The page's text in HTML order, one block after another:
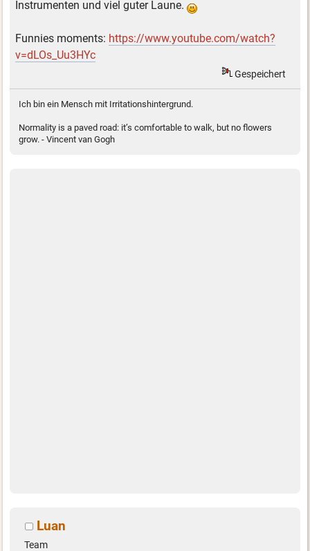
Instrumenten und viel guter Laune.
Funnies moments: https://www.youtube.com/watch?
v=dLOs_Uu3HYc
Gespeichert
Ich bin ein Mensch mit Irritationshintergrund.
Normality is a paved road: it’s comfortable to walk, but no flowers
grow. - Vincent van Gogh
Luan
Team